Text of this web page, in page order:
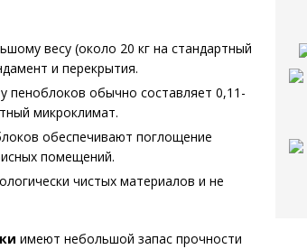
весу (около 20 кг на стандартный
и перекрытия.
пеноблоков обычно составляет 0,11-
микроклимат.
обеспечивают поглощение
помещений.
чистых материалов и не
имеют небольшой запас прочности